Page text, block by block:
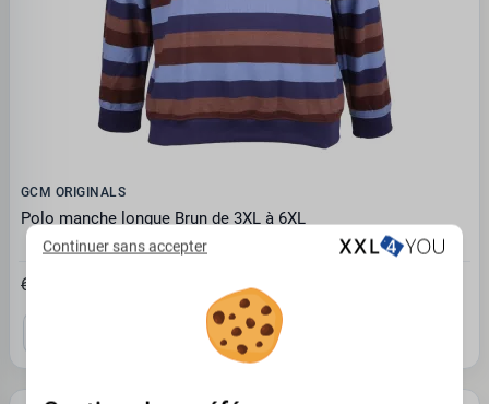
GCM ORIGINALS
Polo manche longue Brun de 3XL à 6XL
64.90 €
5XL
Continuer sans accepter